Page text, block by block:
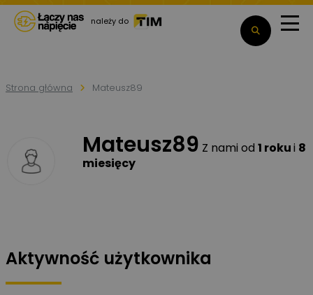
należy do
Strona główna Mateusz89
Mateusz89 Z nami od 1 rokui 8
miesięcy
Aktywność użytkownika